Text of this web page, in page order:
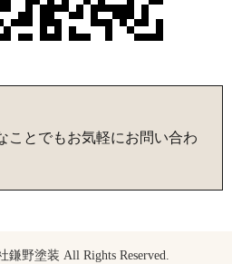
ことでもお気軽にお問い合わ
野塗装 All Rights Reserved.